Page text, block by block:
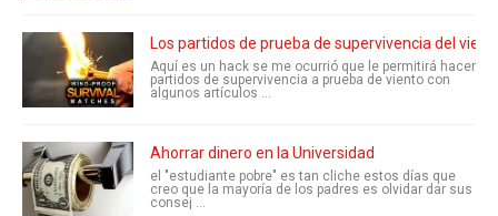
Los partidos de prueba de supervivencia del
Aquí es un hack se me ocurrió que le permitirá hacer
partidos de supervivencia a prueba de viento con
algunos artículos ...
Ahorrar dinero en la Universidad
el "estudiante pobre" es tan cliche estos días que
creo que la mayoría de los padres es olvidar dar sus
consej ...